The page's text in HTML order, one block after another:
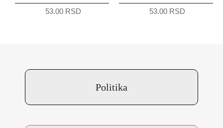
53.00 RSD 53.00 RSD
Politika